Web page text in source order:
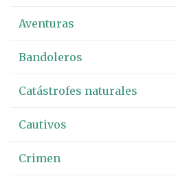
Aventuras
Bandoleros
Catástrofes naturales
Cautivos
Crimen